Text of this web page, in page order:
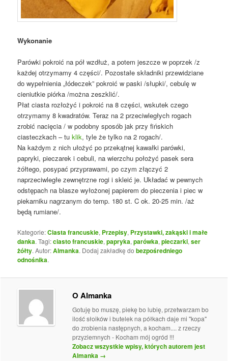
Wykonanie
Parówki pokroić na pół wzdłuż, a potem jeszcze w poprzek /z
każdej otrzymamy 4 części/. Pozostałe składniki przewidziane
do wypełnienia „łódeczek” pokroić w paski /słupki/, cebulę w
cieniutkie piórka /można zeszklić/.
Płat ciasta rozłożyć i pokroić na 8 części, wskutek czego
otrzymamy 8 kwadratów. Teraz na 2 przeciwległych rogach
zrobić nacięcia / w podobny sposób jak przy fińskich
ciasteczkach – tuklik, tyle że tylko na 2 rogach/.
Na każdym z nich ułożyć po przekątnej kawałki parówki,
papryki, pieczarek i cebuli, na wierzchu położyć pasek sera
żółtego, posypać przyprawami, po czym złączyć 2
naprzeciwległe zewnętrzne rogi i skleić je. Układać w pewnych
odstępach na blasze wyłożonej papierem do pieczenia i piec w
piekarniku nagrzanym do temp. 180 st. C ok. 20-25 min. /aż
będą rumiane/.
Kategorie:Ciasta francuskie, Przepisy, Przystawki, zakąski i małe
danka. Tagi:ciasto francuskie,papryka,parówka,pieczarki,ser
żółty. Autor:Almanka. Dodaj zakładkę dobezpośredniego
odnośnika.
O Almanka
Gotuję bo muszę, piekę bo lubię, przetwarzam bo
ilość słoików i butelek na półkach daje mi "kopa"
do zrobienia następnych, a kocham.... z rzeczy
przyziemnych - Kocham mój ogród !!!
Zobacz wszystkie wpisy, których autorem jest
Almanka →